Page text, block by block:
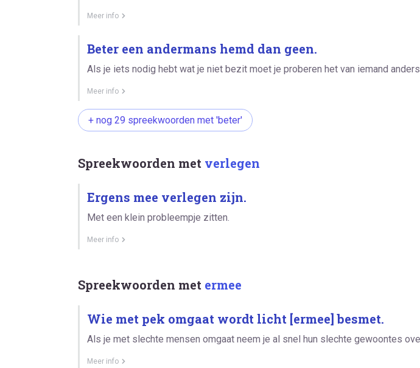
Meer info
Beter een andermans hemd dan geen.
Als je iets nodig hebt wat je niet bezit moet je proberen het van iemand anders
Meer info
+ nog 29 spreekwoorden met 'beter'
Spreekwoorden met verlegen
Ergens mee verlegen zijn.
Met een klein probleempje zitten.
Meer info
Spreekwoorden met ermee
Wie met pek omgaat wordt licht [ermee] besmet.
Als je met slechte mensen omgaat neem je al snel hun slechte gewoontes
Meer info